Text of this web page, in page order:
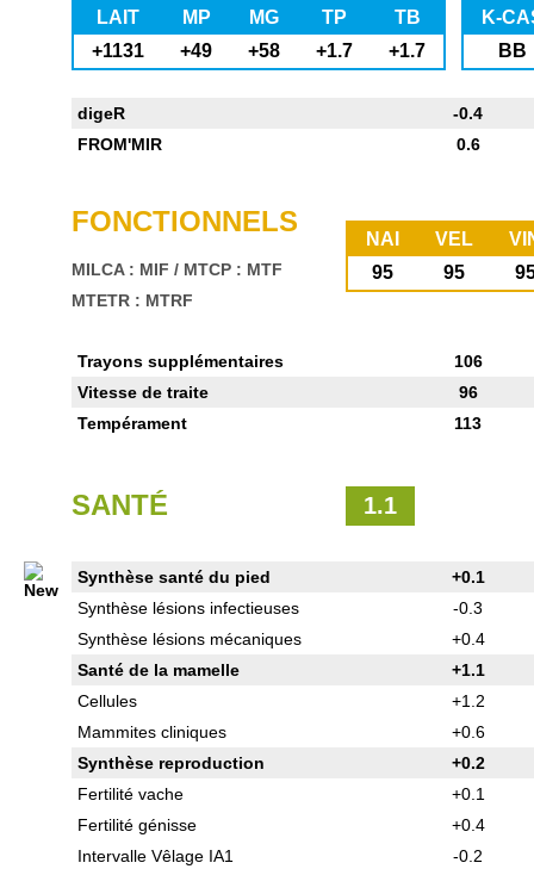
LAIT MP MG TP
TB
+1131
+49 +58 +1.7 +1.7
K-
BB
digeR
-0.4
FROM'MIR
0.6
FONCTIONNELS
MILCA : MIF / MTCP : MTF
MTETR : MTRF
NAI VEL
95
95
Trayons supplémentaires
106
Vitesse de traite
96
Tempérament
113
SANTÉ 1.1
Synthèse santé du pied
+0.1
Synthèse lésions infectieuses
-0.3
Synthèse lésions mécaniques
+0.4
Santé de la mamelle
+1.1
Cellules
+1.2
Mammites cliniques
+0.6
Synthèse reproduction
+0.2
Fertilité vache
+0.1
Fertilité génisse
+0.4
Intervalle Vêlage IA1
-0.2